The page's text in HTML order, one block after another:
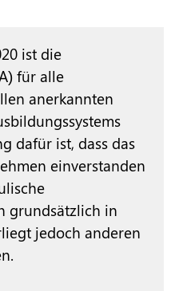
ist die
für alle
anerkannten
dafür ist, dass das
einverstanden
grundsätzlich in
jedoch anderen